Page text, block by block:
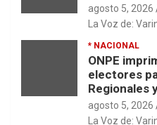
agosto 5, 2026
La Voz de:
* NACIONAL
ONPE
electores
Regionales
agosto 5, 2026
La Voz de: